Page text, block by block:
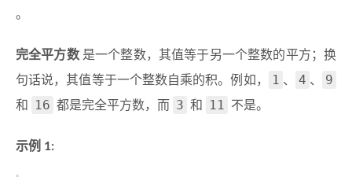
。
完全平方数是一个整数，其值等于另一个整数的平方；换
句话说，其值等于一个整数自乘的积。例如，
1 、 4 、 9
和 16 都是完全平方数，而 3 和 11 不是。
示例 1: